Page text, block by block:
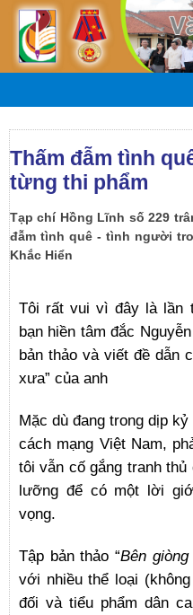
Thấm đẫm tình
từng thi phẩm
Tạp chí Hồng Lĩnh số 229
đẫm tình quê - tình người
Khắc Hiển
Tôi rất vui vì đây là lần
bạn hiền tâm đắc
bản thảo và viết đề dẫn
xưa” của anh
Mặc dù đang trong dịp
cách mạng Việt Nam,
tôi vẫn cố gắng tranh
lưỡng để có một lời
vọng.
Tập bản thảo “Bên
với nhiều thể loại
đối và tiểu phẩm dân